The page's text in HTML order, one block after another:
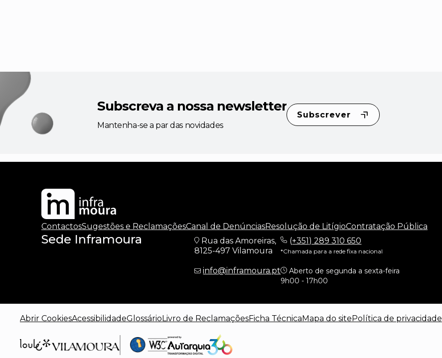
Subscreva a nossa newsletter
Mantenha-se a par das novidades
Subscrever
ContactosSugestões e ReclamaçõesCanal de DenúnciasResolução de LitígioContratação Pública
Sede Inframoura
Rua das Amoreiras,
8125-497 Vilamoura
info@inframoura.pt
(+351) 289 310 650
*Chamada para a rede fixa nacional
Aberto de segunda a sexta-feira
9h00 - 17h00
Abrir CookiesAcessibilidadeGlossário Livro de ReclamaçõesFicha Técnica Mapa do site Política de privacidade